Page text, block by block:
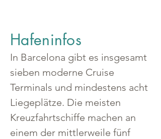
Hafeninfos
In Barcelona gibt es insgesamt
sieben moderne Cruise
Terminals und mindestens acht
Liegeplätze. Die meisten
Kreuzfahrtschiffe machen an
einem der mittlerweile fünf